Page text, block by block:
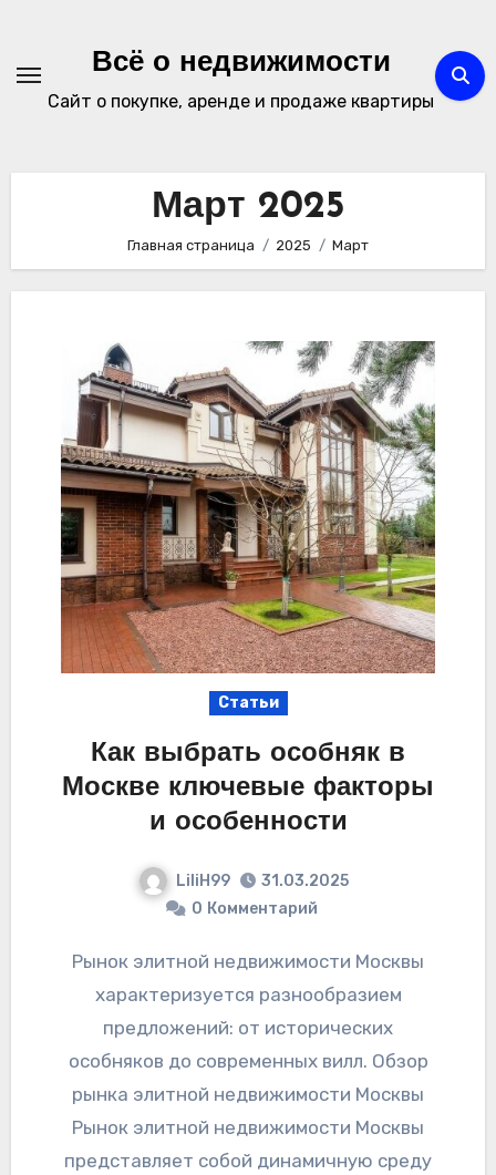
содержимомуВсё о недвижимости
Сайт о покупке, аренде и продаже квартиры
Март 2025
Главная страница 2025 Март
Статьи
Как выбрать особняк в
Москве ключевые факторы
и особенности
LiliH99
31.03.2025
0 Комментарий
Рынок элитной недвижимости Москвы
характеризуется разнообразием
предложений: от исторических
особняков до современных вилл. Обзор
рынка элитной недвижимости Москвы
Рынок элитной недвижимости Москвы
представляет собой динамичную среду